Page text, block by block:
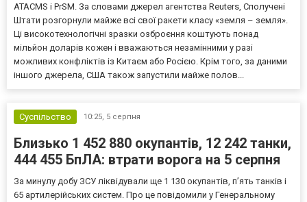
ATACMS і PrSM. За словами джерел агентства Reuters, Сполучені
Штати розгорнули майже всі свої ракети класу «земля – земля».
Ці високотехнологічні зразки озброєння коштують понад
мільйон доларів кожен і вважаються незамінними у разі
можливих конфліктів із Китаєм або Росією. Крім того, за даними
іншого джерела, США також запустили майже полов...
Суспільство 10:25, 5 серпня
Близько 1 452 880 окупантів, 12 242 танки,
444 455 БпЛА: втрати ворога на 5 серпня
За минулу добу ЗСУ ліквідували ще 1 130 окупантів, пʼять танків і
65 артилерійських систем. Про це повідомили у Генеральному